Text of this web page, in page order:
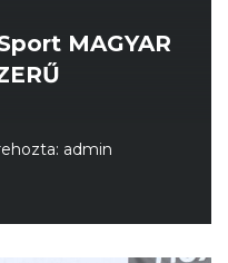
MAGYAR
admin